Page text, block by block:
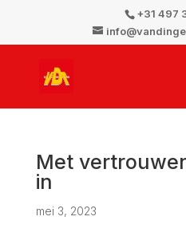
+31 497
Met
in
mei 3, 2023